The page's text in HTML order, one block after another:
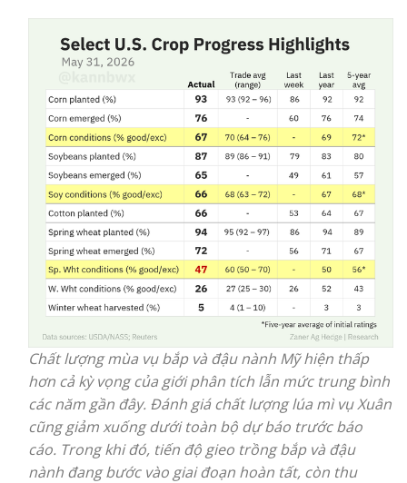
Chất lượng mùa vụ bắp và đậu nành Mỹ hiện thấp
hơn cả kỳ vọng của giới phân tích lẫn mức trung bình
các năm gần đây. Đánh giá chất lượng lúa mì vụ Xuân
cũng giảm xuống dưới toàn bộ dự báo trước báo
cáo. Trong khi đó, tiến độ gieo trồng bắp và đậu
nành đang bước vào giai đoạn hoàn tất, còn thu